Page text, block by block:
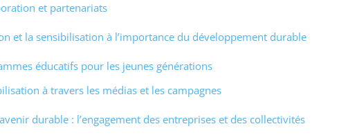
et partenariats
et la sensibilisation à l’importance du développement durable
éducatifs pour les jeunes générations
à travers les médias et les campagnes
durable : l’engagement des entreprises et des collectivités